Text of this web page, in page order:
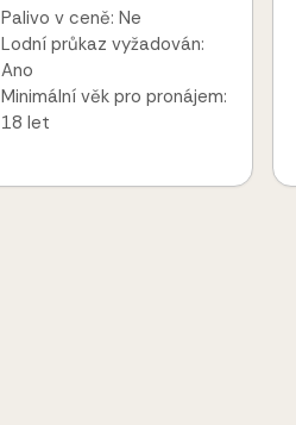
Palivo v ceně: Ne
Lodní průkaz vyžadován:
Ano
Minimální věk pro pronájem:
18 let